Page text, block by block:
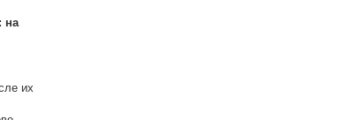
на
их